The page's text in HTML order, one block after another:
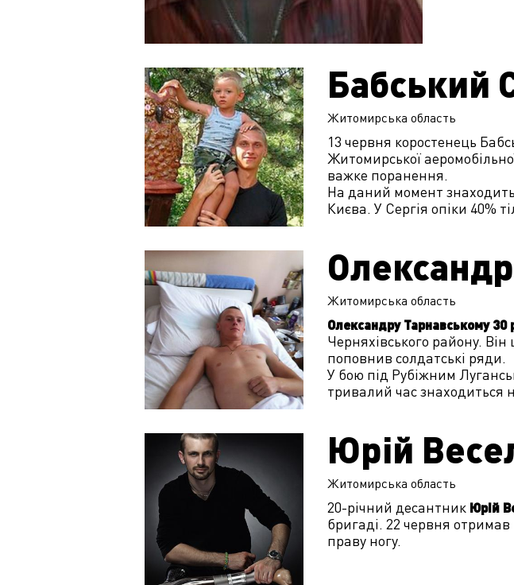
Бабський
Житомирська область
13 червня коростенець
Житомирської
важке поранення.
На даний момент
Києва. У Сергія опіки 40%
Житомирська область
Олександру Тарнавському 30
Черняхівського району.
поповнив солдатські ряди.
У бою під Рубіжним
тривалий час знаходиться
Юрій
Житомирська область
20-річний десантник Юрій
бригаді. 22 червня
праву ногу.